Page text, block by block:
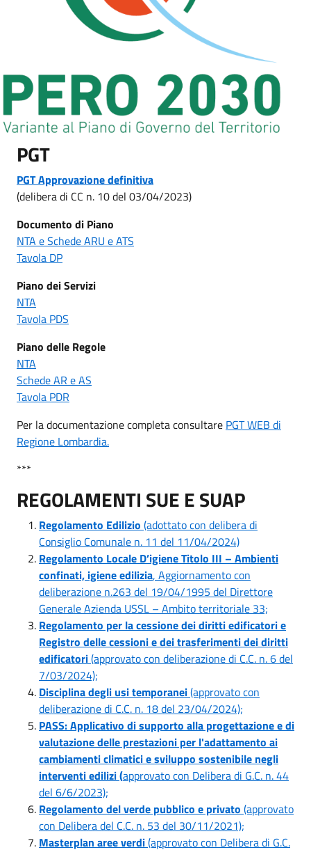
PGT
PGT Approvazionedefinitiva
(delibera di CC n. 10 del 03/04/2023)
Documento di Piano
NTA e Schede ARU e ATS
Tavola DP
Piano dei Servizi
NTA
Tavola PDS
Piano delle Regole
NTA
Schede AR e AS
Tavola PDR
Per la documentazione completa consultare PGT WEB di
Regione Lombardia.
***
REGOLAMENTI SUE E SUAP
Regolamento Edilizio (adottato con delibera di
Consiglio Comunale n. 11 del 11/04/2024)
Regolamento Locale D’igiene Titolo III – Ambienti
confinati, igiene edilizia, Aggiornamento con
deliberazione n.263 del 19/04/1995 del Direttore
Generale Azienda USSL – Ambito territoriale 33;
Regolamento per la cessione dei diritti edificatori e
Registro delle cessioni e dei trasferimenti dei diritti
edificatori(approvato con deliberazione di C.C. n. 6 del
7/03/2024);
Disciplina degli usi temporanei(approvato con
deliberazione di C.C. n. 18 del 23/04/2024);
PASS: Applicativo di supporto alla progettazione e di
valutazione delle prestazioni per l'adattamento ai
cambiamenti climatici e sviluppo sostenibile negli
interventi edilizi (approvato con Delibera di G.C. n. 44
del 6/6/2023);
Regolamento del verde pubblico e privato (approvato
con Delibera del C.C. n. 53 del 30/11/2021);
Masterplan aree verdi(approvato con Delibera di G.C.